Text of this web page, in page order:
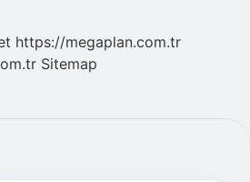
https://megaplan.com.tr
Sitemap